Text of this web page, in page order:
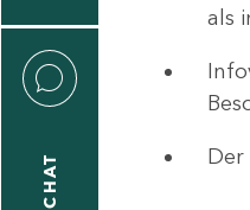
CHAT
als
Der